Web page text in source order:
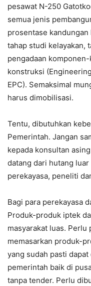
pesawat N-250
semua jenis
prosentase
tahap studi kelayakan,
pengadaan
konstruksi
EPC). Semaksimal
harus dimobilisasi.
Tentu, dibutuhkan
Pemerintah. Jangan
kepada konsultan
datang dari hutang
perekayasa, peneliti
Bagi para perekayasa
Produk-produk iptek
masyarakat luas.
memasarkan produk-
yang sudah pasti
pemerintah baik di
tanpa tender. Perlu